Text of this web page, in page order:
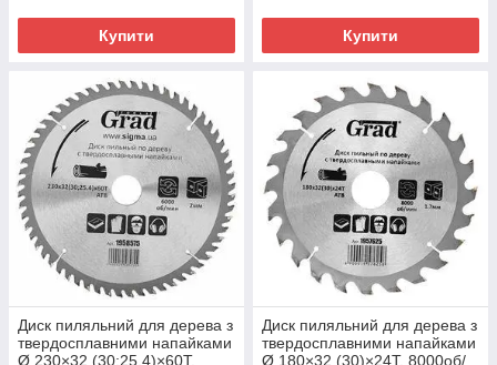
Купити Купити
Диск пиляльний для дерева з
твердосплавними напайками
Ø 230×32 (30;25.4)×60Т,
Диск пиляльний для дерева з
твердосплавними напайками
Ø 180×32 (30)×24Т, 8000об/